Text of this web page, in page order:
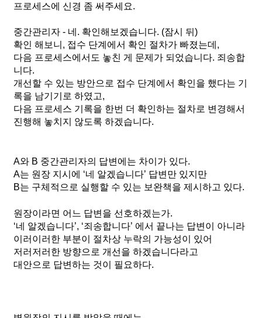
프로세스에 신경 좀 써주세요.
중간관리자 - 네. 확인해보겠습니다. (잠시 뒤)
확인 해보니, 접수 단계에서 확인 절차가 빠졌는데,
다음 프로세스에서도 놓친 게 문제가 되었습니다. 죄송합
니다.
개선할 수 있는 방안으로 접수 단계에서 확인을 했다는 기
록을 남기기로 하였고,
다음 프로세스 기록을 한번 더 확인하는 절차로 변경해서
진행해 놓치지 않도록 하겠습니다.
A와 B 중간관리자의 답변에는 차이가 있다.
A는 원장 지시에 ‘네 알겠습니다’ 답변만 있지만
B는 구체적으로 실행할 수 있는 보완책을 제시하고 있다.
원장이라면 어느 답변을 선호하겠는가.
‘네 알겠습니다’, ‘죄송합니다’ 에서 끝나는 답변이 아니라
이러이러한 부분이 절차상 누락의 가능성이 있어
저러저러한 방향으로 개선을 하겠습니다라고
대안으로 답변하는 것이 필요하다.